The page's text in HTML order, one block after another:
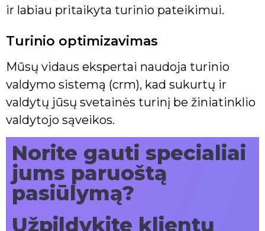
ir labiau pritaikyta turinio pateikimui.
Turinio optimizavimas
Mūsų vidaus ekspertai naudoja turinio
valdymo sistemą (crm), kad sukurtų ir
valdytų jūsų svetainės turinį be žiniatinklio
valdytojo sąveikos.
Norite gauti specialiai
jums paruoštą
pasiūlymą?
Užpildykite klientų